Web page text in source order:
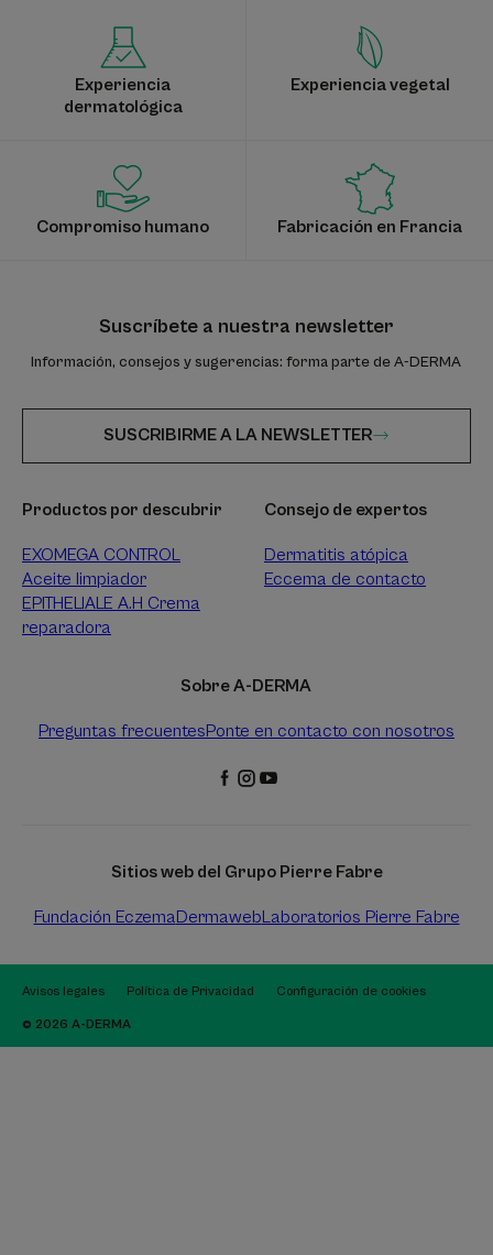
Experiencia
dermatológica
Experiencia vegetal
Compromiso humano Fabricación en Francia
Suscríbete a nuestra newsletter
Información, consejos y sugerencias: forma parte de A-DERMA
SUSCRIBIRME A LA NEWSLETTER
Productos por descubrir
EXOMEGA CONTROL
Aceite limpiador
EPITHELIALE A.H Crema
reparadora
Consejo de expertos
Dermatitis atópica
Eccema de contacto
Sobre A-DERMA
Preguntas frecuentesPonte en contacto con nosotros
Sitios web del Grupo Pierre Fabre
Fundación EczemaDermawebLaboratorios Pierre Fabre
Avisos legales Política de Privacidad Configuración de cookies
© 2026 A-DERMA